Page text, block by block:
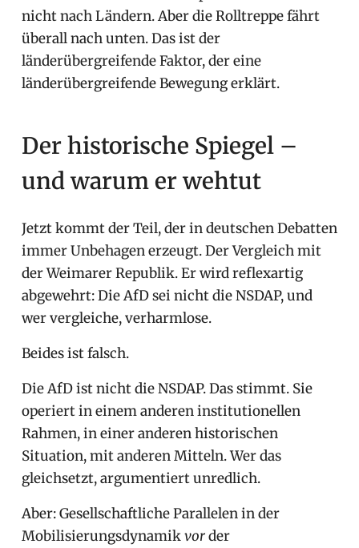
nicht nach Ländern. Aber die Rolltreppe fährt
überall nach unten. Das ist der
länderübergreifende Faktor, der eine
länderübergreifende Bewegung erklärt.
Der historische Spiegel –
und warum er wehtut
Jetzt kommt der Teil, der in deutschen Debatten
immer Unbehagen erzeugt. Der Vergleich mit
der Weimarer Republik. Er wird reflexartig
abgewehrt: Die AfD sei nicht die NSDAP, und
wer vergleiche, verharmlose.
Beides ist falsch.
Die AfD ist nicht die NSDAP. Das stimmt. Sie
operiert in einem anderen institutionellen
Rahmen, in einer anderen historischen
Situation, mit anderen Mitteln. Wer das
gleichsetzt, argumentiert unredlich.
Aber: Gesellschaftliche Parallelen in der
Mobilisierungsdynamikvorder